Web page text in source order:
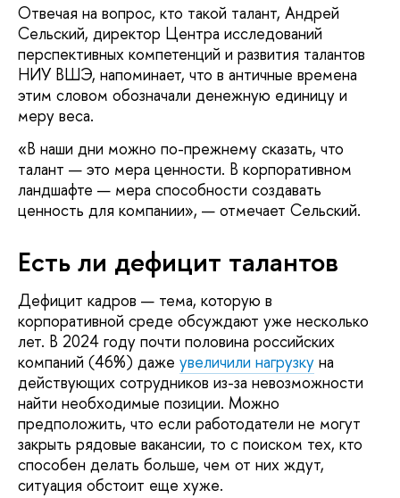
Отвечая на вопрос, кто такой талант, Андрей
Сельский, директор Центра исследований
перспективных компетенций и развития талантов
НИУ ВШЭ, напоминает, что в античные времена
этим словом обозначали денежную единицу и
меру веса.
«В наши дни можно по-прежнему сказать, что
талант — это мера ценности. В корпоративном
ландшафте — мера способности создавать
ценность для компании», — отмечает Сельский.
Есть ли дефицит талантов
Дефицит кадров — тема, которую в
корпоративной среде обсуждают уже несколько
лет. В 2024 году почти половина российских
компаний (46%) даже увеличили нагрузку на
действующих сотрудников из-за невозможности
найти необходимые позиции. Можно
предположить, что если работодатели не могут
закрыть рядовые вакансии, то с поиском тех, кто
способен делать больше, чем от них ждут,
ситуация обстоит еще хуже.